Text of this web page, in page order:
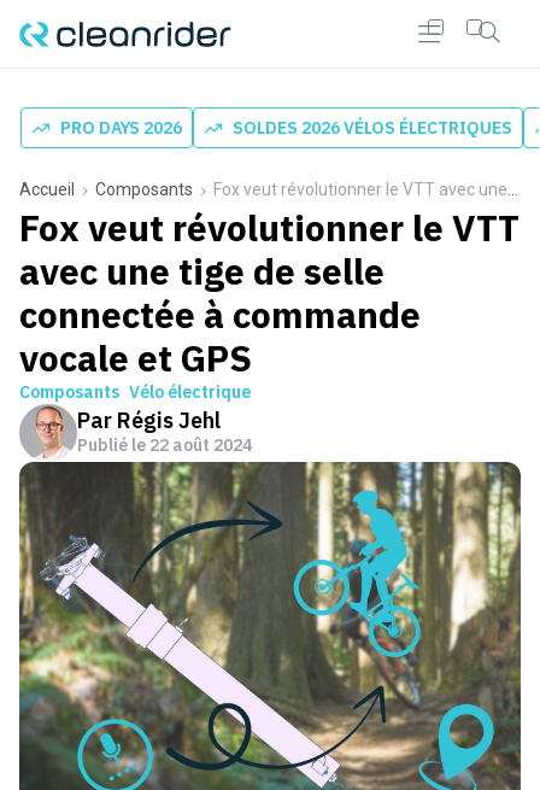
PRO DAYS 2026 SOLDES 2026 VÉLOS ÉLECTRIQUES
Accueil Composants Fox veut révolutionner le VTT avec une tige de selle connectée à commande vocale et GPS
Fox veut révolutionner le VTT
avec une tige de selle
connectée à commande
vocale et GPS
Composants Vélo électrique
Par Régis Jehl
Publié le 22 août 2024